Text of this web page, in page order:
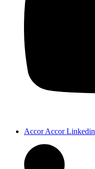
Accor Accor Linkedin